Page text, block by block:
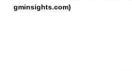
gminsights.com)